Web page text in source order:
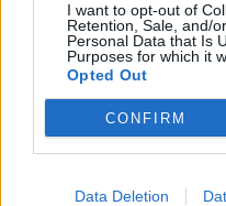
I want to opt-out of
Retention, Sale, and/
Personal Data that Is
Purposes for which it
Opted Out
CONFIRM
Data Deletion